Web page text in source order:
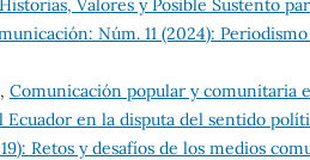
Historias, Valores y Posible Sustento
Núm. 11 (2024):
Comunicación popular y comunitaria
Ecuador en la disputa del sentido
Retos y desafíos de los medios